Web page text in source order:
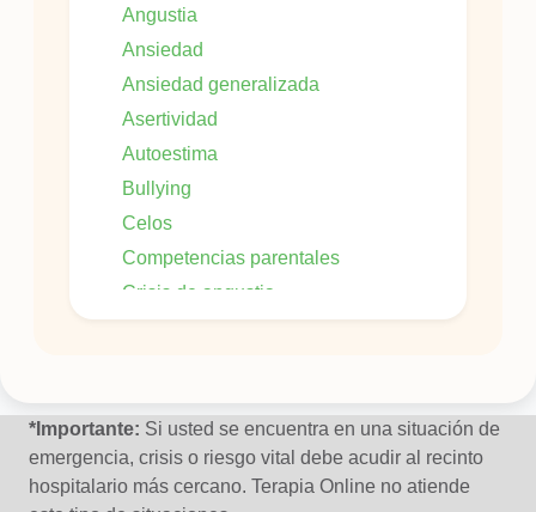
Angustia
Ansiedad
Ansiedad generalizada
Asertividad
Autoestima
Bullying
Celos
Competencias parentales
Crisis de angustia
Dificultad en las relaciones interpersonales
Duelo
Fobia social
*Importante: Si usted se encuentra en una situación de
emergencia, crisis o riesgo vital debe acudir al recinto
hospitalario más cercano. Terapia Online no atiende